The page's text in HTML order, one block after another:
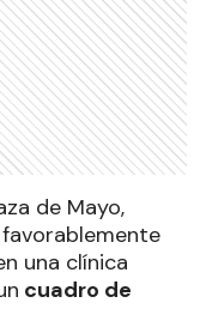
de Mayo,
una clínica
cuadro de